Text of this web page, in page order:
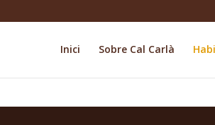
Inici Sobre Cal Carlà